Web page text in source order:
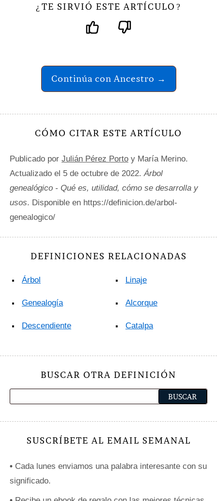
¿ TE SIRVIÓ ESTE ARTÍCULO ?
Continúa con Ancestro →
CÓMO CITAR ESTE ARTÍCULO
Publicado por Julián Pérez Porto y María Merino.
Actualizado el 5 de octubre de 2022.Árbol
genealógico - Qué es, utilidad, cómo se desarrolla y
usos. Disponible en https://definicion.de/arbol-
genealogico/
DEFINICIONES RELACIONADAS
Árbol
Genealogía
Descendiente
Linaje
Alcorque
Catalpa
BUSCAR OTRA DEFINICIÓN
SUSCRÍBETE AL EMAIL SEMANAL
• Cada lunes enviamos una palabra interesante con su
significado.